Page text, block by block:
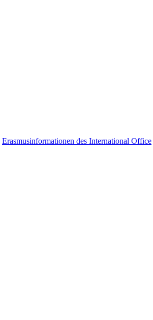
Erasmusinformationen des International Office